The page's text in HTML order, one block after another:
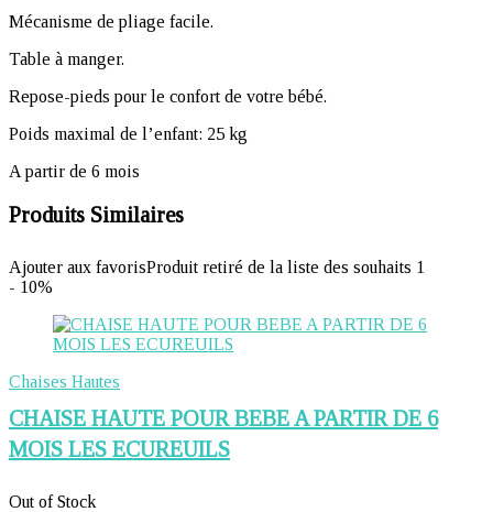
Mécanisme de pliage facile.
Table à manger.
Repose-pieds pour le confort de votre bébé.
Poids maximal de l’enfant: 25 kg
A partir de 6 mois
Produits Similaires
Ajouter aux favorisProduit retiré de la liste des souhaits 1
- 10%
Chaises Hautes
CHAISE HAUTE POUR BEBE A PARTIR DE 6
MOIS LES ECUREUILS
Out of Stock